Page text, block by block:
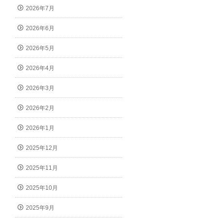
2026年7月
2026年6月
2026年5月
2026年4月
2026年3月
2026年2月
2026年1月
2025年12月
2025年11月
2025年10月
2025年9月